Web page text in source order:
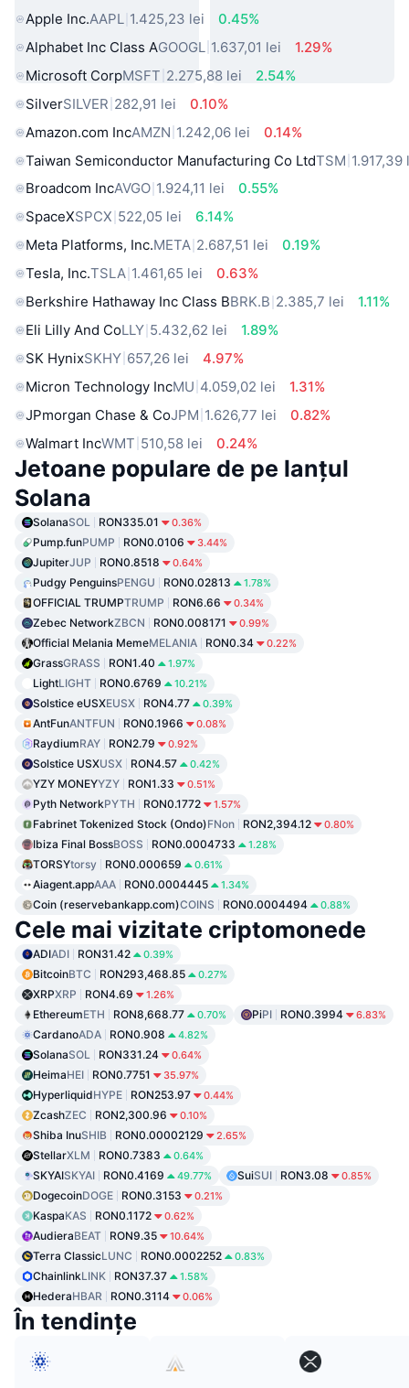
Apple Inc.AAPL 1.425,23 lei
0.45%
Alphabet Inc Class AGOOGL 1.637,01 lei
1.29%
Microsoft CorpMSFT 2.275,88 lei
2.54%
SilverSILVER 282,91 lei
0.10%
Amazon.com IncAMZN 1.242,06 lei
0.14%
Taiwan Semiconductor Manufacturing Co LtdTSM 1.917,39
Broadcom IncAVGO 1.924,11 lei
0.55%
SpaceXSPCX 522,05 lei
6.14%
Meta Platforms, Inc.META 2.687,51 lei
0.19%
Tesla, Inc.TSLA 1.461,65 lei
0.63%
Berkshire Hathaway Inc Class BBRK.B 2.385,7 lei
1.11%
Eli Lilly And CoLLY 5.432,62 lei
1.89%
SK HynixSKHY 657,26 lei
4.97%
Micron Technology IncMU 4.059,02 lei
1.31%
JPmorgan Chase & CoJPM 1.626,77 lei
0.82%
Walmart IncWMT 510,58 lei 0.24%
Jetoane populare de pe lanțul
Solana
SolanaSOL RON335.01 0.36%
Pump.funPUMP RON0.0106 3.44%
JupiterJUP RON0.8518 0.64%
Pudgy PenguinsPENGU RON0.02813 1.78%
OFFICIAL TRUMPTRUMP RON6.66 0.34%
Zebec NetworkZBCN RON0.008171 0.99%
Official Melania MemeMELANIA RON0.34 0.22%
GrassGRASS RON1.40 1.97%
LightLIGHT RON0.6769 10.21%
Solstice eUSXEUSX RON4.77 0.39%
AntFunANTFUN RON0.1966 0.08%
RaydiumRAY RON2.79 0.92%
Solstice USXUSX RON4.57 0.42%
YZY MONEYYZY RON1.33 0.51%
Pyth NetworkPYTH RON0.1772 1.57%
Fabrinet Tokenized Stock (Ondo)FNon RON2,394.12 0.80%
Ibiza Final BossBOSS RON0.0004733 1.28%
TORSYtorsy RON0.000659 0.61%
Aiagent.appAAA RON0.0004445 1.34%
Coin (reservebankapp.com)COINS RON0.0004494 0.88%
Cele mai vizitate criptomonede
ADIADI RON31.42 0.39%
BitcoinBTC RON293,468.85 0.27%
XRPXRP RON4.69 1.26%
EthereumETH RON8,668.77 0.70% PiPI RON0.3994 6.83%
CardanoADA RON0.908 4.82%
SolanaSOL RON331.24 0.64%
HeimaHEI RON0.7751 35.97%
HyperliquidHYPE RON253.97 0.44%
ZcashZEC RON2,300.96 0.10%
Shiba InuSHIB RON0.00002129 2.65%
StellarXLM RON0.7383 0.64%
SKYAISKYAI RON0.4169 49.77% SuiSUI RON3.08 0.85%
DogecoinDOGE RON0.3153 0.21%
KaspaKAS RON0.1172 0.62%
AudieraBEAT RON9.35 10.64%
Terra ClassicLUNC RON0.0002252 0.83%
ChainlinkLINK RON37.37 1.58%
HederaHBAR RON0.3114 0.06%
În tendințe